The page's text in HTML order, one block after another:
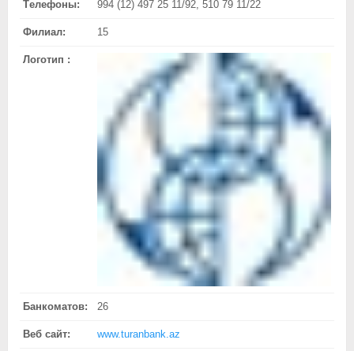
Tелефоны: 994 (12) 497 25 11/92, 510 79 11/22
Филиал: 15
Логотип :
Банкоматов: 26
Веб сайт: www.turanbank.az